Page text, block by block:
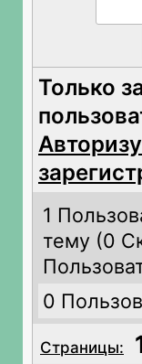
Только
1
тему (0
0
Страницы: